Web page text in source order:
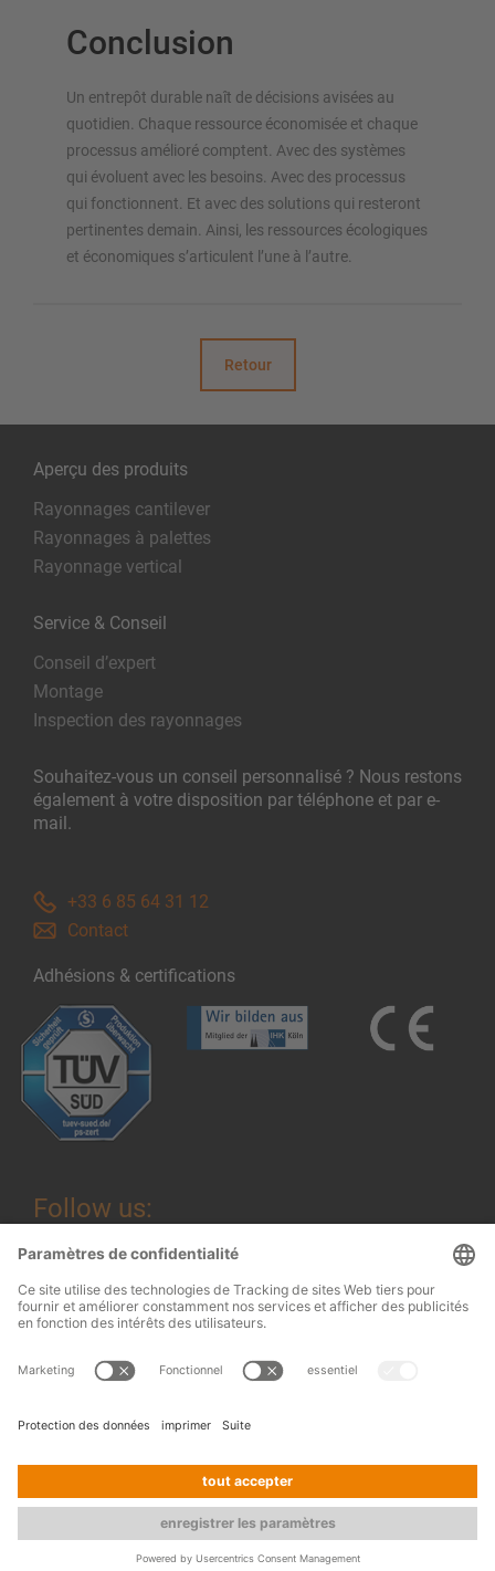
Conclusion
Un entrepôt durable naît de décisions avisées au
quotidien. Chaque ressource économisée et chaque
processus amélioré comptent. Avec des systèmes
qui évoluent avec les besoins. Avec des processus
qui fonctionnent. Et avec des solutions qui resteront
pertinentes demain. Ainsi, les ressources écologiques
et économiques s’articulent l’une à l’autre.
Retour
Aperçu des produits
Rayonnages cantilever
Rayonnages à palettes
Rayonnage vertical
Service & Conseil
Conseil d’expert
Montage
Inspection des rayonnages
Souhaitez-vous un conseil personnalisé ? Nous restons
également à votre disposition par téléphone et par e-
mail.
+33 6 85 64 31 12
Contact
Adhésions & certifications
Follow us:
Mentions légales
Terms and conditions of assembly
Protection des données
Contact
Presse
Regalanlagen